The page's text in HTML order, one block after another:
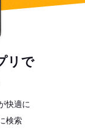
リで
快適に
検索